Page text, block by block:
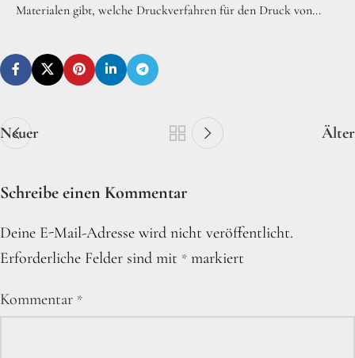
Materialen gibt, welche Druckverfahren für den Druck von...
Neuer Älter
Schreibe einen Kommentar
Deine E-Mail-Adresse wird nicht veröffentlicht.
Erforderliche Felder sind mit * markiert
Kommentar *